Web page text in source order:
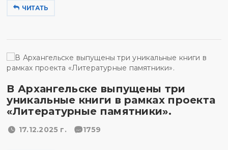
ЧИТАТЬ
В Архангельске выпущены три
уникальные книги в рамках проекта
«Литературные памятники».
17.12.2025 г. 1759